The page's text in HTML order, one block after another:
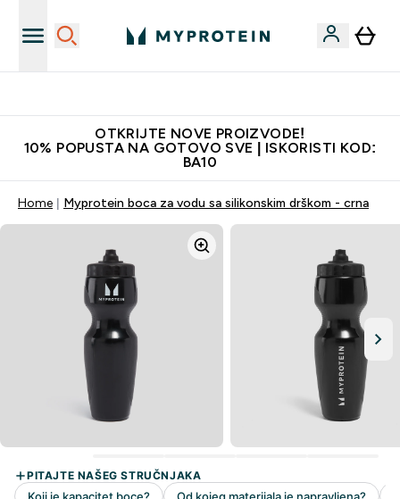
OTKRIJTE NOVE PROIZVODE!
10% POPUSTA NA GOTOVO SVE | ISKORISTI KOD:
BA10
Home Myprotein boca za vodu sa silikonskim drškom - crna